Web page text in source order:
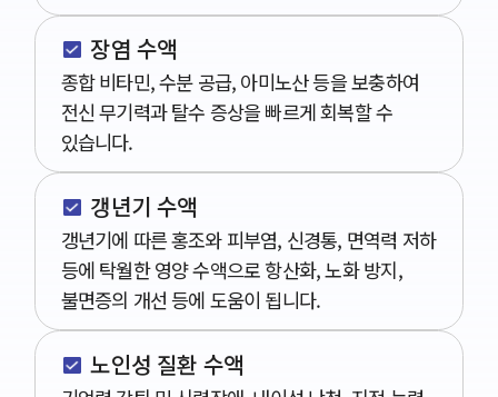
장염 수액
종합 비타민, 수분 공급, 아미노산 등을 보충하여
전신 무기력과 탈수 증상을 빠르게 회복할 수
있습니다.
갱년기 수액
갱년기에 따른 홍조와 피부염, 신경통, 면역력 저하
등에 탁월한 영양 수액으로 항산화, 노화 방지,
불면증의 개선 등에 도움이 됩니다.
노인성 질환 수액